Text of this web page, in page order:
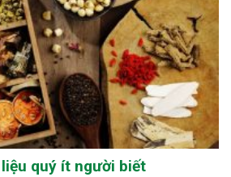
quý ít người biết